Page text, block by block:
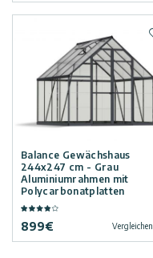
Balance Gewächshaus
244x247 cm - Grau
Aluminiumrahmen mit
Polycarbonatplatten
899€ Vergleichen